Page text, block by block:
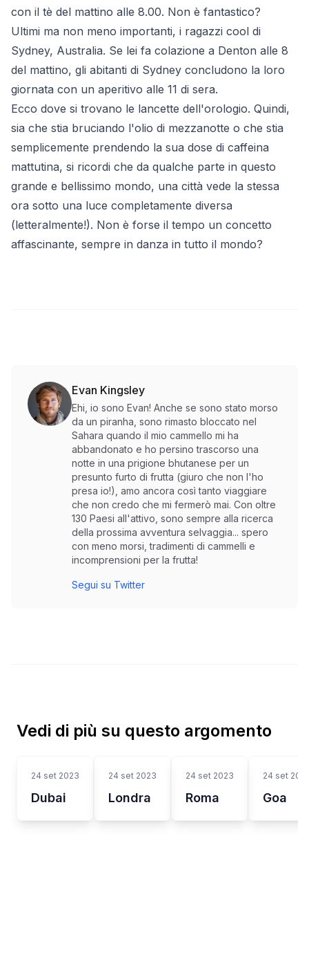
con il tè del mattino alle 8.00. Non è fantastico?
Ultimi ma non meno importanti, i ragazzi cool di
Sydney, Australia. Se lei fa colazione a Denton alle 8
del mattino, gli abitanti di Sydney concludono la loro
giornata con un aperitivo alle 11 di sera.
Ecco dove si trovano le lancette dell'orologio. Quindi,
sia che stia bruciando l'olio di mezzanotte o che stia
semplicemente prendendo la sua dose di caffeina
mattutina, si ricordi che da qualche parte in questo
grande e bellissimo mondo, una città vede la stessa
ora sotto una luce completamente diversa
(letteralmente!). Non è forse il tempo un concetto
affascinante, sempre in danza in tutto il mondo?
Evan Kingsley
Ehi, io sono Evan! Anche se sono stato morso
da un piranha, sono rimasto bloccato nel
Sahara quando il mio cammello mi ha
abbandonato e ho persino trascorso una
notte in una prigione bhutanese per un
presunto furto di frutta (giuro che non l'ho
presa io!), amo ancora così tanto viaggiare
che non credo che mi fermerò mai. Con oltre
130 Paesi all'attivo, sono sempre alla ricerca
della prossima avventura selvaggia... spero
con meno morsi, tradimenti di cammelli e
incomprensioni per la frutta!
Segui su Twitter
Vedi di più su questo argomento
24 set 2023
Dubai
24 set 2023
Londra
24 set 2023
Roma
24 set
Goa